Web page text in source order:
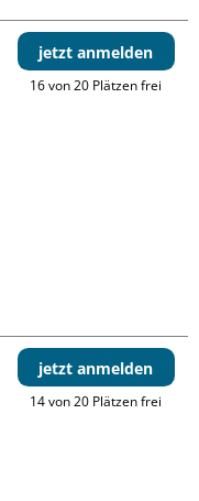
jetzt anmelden
16 von 20 Plätzen frei
jetzt anmelden
14 von 20 Plätzen frei